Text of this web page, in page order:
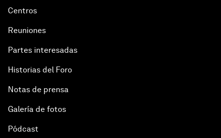
Centros
Reuniones
Partes interesadas
Historias del Foro
Notas de prensa
Galería de fotos
Pódcast